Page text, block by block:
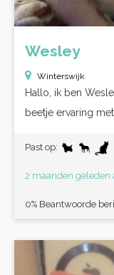
Wesley
Winterswijk
Hallo, ik ben
beetje ervaring
Past op:
2 maanden geleden
0% Beantwoorde